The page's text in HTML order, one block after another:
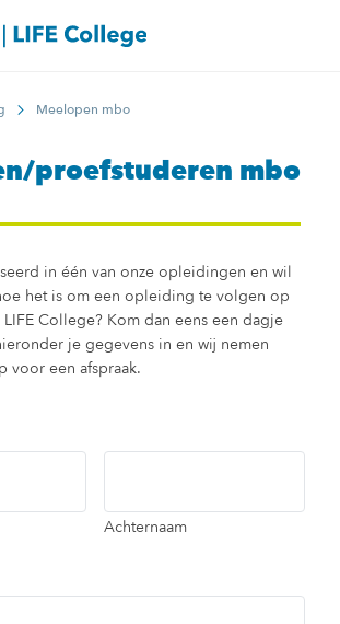
Meelopen mbo
proefstuderen mbo
in één van onze opleidingen en wil
het is om een opleiding te volgen op
LIFE College? Kom dan eens een dagje
je gegevens in en wij nemen
voor een afspraak.
Achternaam